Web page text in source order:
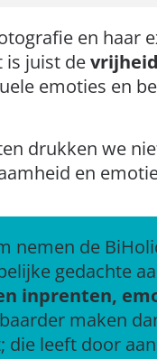
en haar
is juist de
emoties en
drukken we
en
nemen de
gedachte
inprenten,
maken
die leeft door